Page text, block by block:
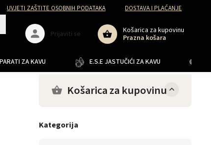
UVJETI ZAŠTITE OSOBNIH PODATAKA
DOSTAVA I PLAĆANJE
Košarica za kupovinu
Prazna košara
Prijaviti se
ZA KAVU E.S.E JASTUČIĆI ZA KAVU
Košarica za kupovinu
Kategorija